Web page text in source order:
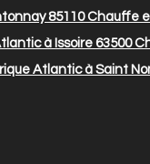
85110Chauffe
à Issoire 63500
Atlantic à Saint